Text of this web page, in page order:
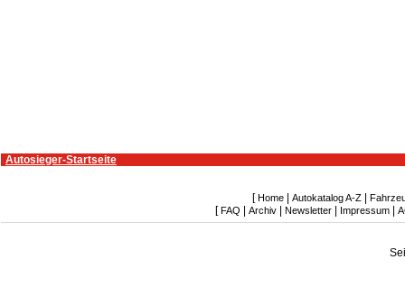
Autosieger-Startseite
[ Home| Autokatalog A-Z|
[ FAQ Archiv Newsletter Impressum